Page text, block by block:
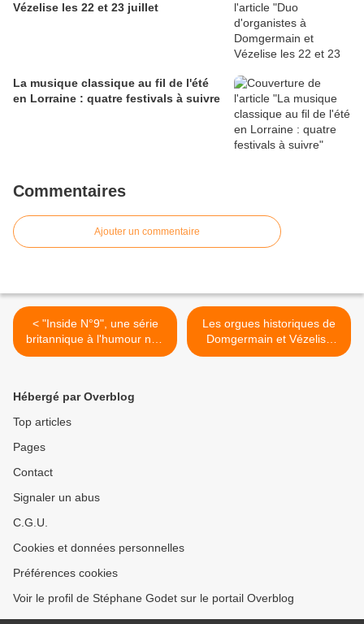
Vézelise les 22 et 23 juillet
La musique classique au fil de l'été
en Lorraine : quatre festivals à suivre
Commentaires
Ajouter un commentaire
< "Inside N°9", une série
britannique à l'humour noir
sur arte.tv
Les orgues historiques de
Domgermain et Vézelise
aux Journées européennes
Hébergé par Overblog
Top articles
Pages
Contact
Signaler un abus
C.G.U.
Cookies et données personnelles
Préférences cookies
Voir le profil de Stéphane Godet sur le portail Overblog